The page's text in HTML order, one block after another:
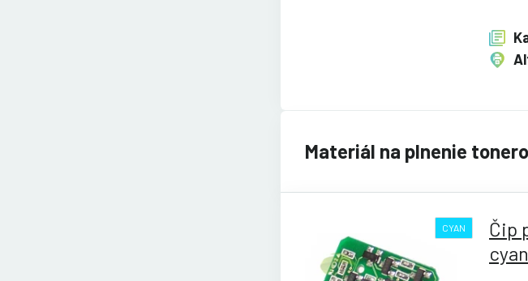
Materiál na plnenie
CYAN
Čip